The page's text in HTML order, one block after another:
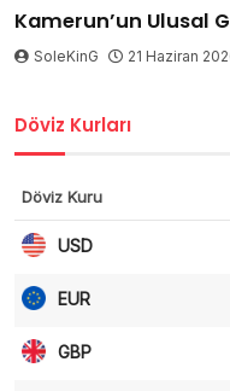
Kamerun’un Ulusal
SoleKinG 21 Haziran
Döviz Kurları
Döviz Kuru
USD
EUR
GBP